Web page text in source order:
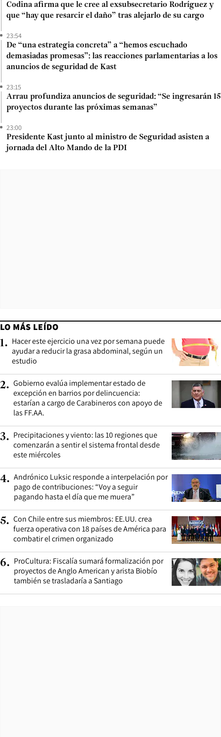
Codina afirma que le cree al exsubsecretario Rodríguez y
que “hay que resarcir el daño” tras alejarlo de su cargo
23:54
De “una estrategia concreta” a “hemos escuchado
demasiadas promesas”: las reacciones parlamentarias a los
anuncios de seguridad de Kast
23:15
Arrau profundiza anuncios de seguridad: “Se ingresarán 15
proyectos durante las próximas semanas”
23:00
Presidente Kast junto al ministro de Seguridad asisten a
jornada del Alto Mando de la PDI
LO MÁS LEÍDO
1. Hacer este ejercicio una vez por semana puede
ayudar a reducir la grasa abdominal, según un
estudio
2. Gobierno evalúa implementar estado de
excepción en barrios por delincuencia:
estarían a cargo de Carabineros con apoyo de
las FF.AA.
3. Precipitaciones y viento: las 10 regiones que
comenzarán a sentir el sistema frontal desde
este miércoles
4. Andrónico Luksic responde a interpelación por
pago de contribuciones: “Voy a seguir
pagando hasta el día que me muera”
5. Con Chile entre sus miembros: EE.UU. crea
fuerza operativa con 18 países de América para
combatir el crimen organizado
6. ProCultura: Fiscalía sumará formalización por
proyectos de Anglo American y arista Biobío
también se trasladaría a Santiago